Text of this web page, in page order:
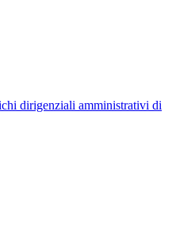
dirigenziali amministrativi di